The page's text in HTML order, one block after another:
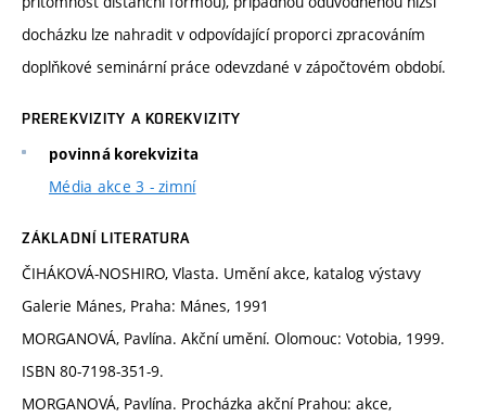
docházku lze nahradit v odpovídající proporci zpracováním
doplňkové seminární práce odevzdané v zápočtovém období.
PREREKVIZITY A KOREKVIZITY
povinná korekvizita
Média akce 3 - zimní
ZÁKLADNÍ LITERATURA
ČIHÁKOVÁ-NOSHIRO, Vlasta. Umění akce, katalog výstavy
Galerie Mánes, Praha: Mánes, 1991
MORGANOVÁ, Pavlína. Akční umění. Olomouc: Votobia, 1999.
ISBN 80-7198-351-9.
MORGANOVÁ, Pavlína. Procházka akční Prahou: akce,